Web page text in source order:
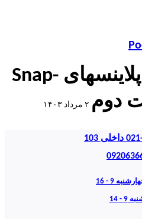
دنتکست ۳۳ – اپلاینسهای Snap-
۲ مرداد ۱۴۰۳
103
9 - 16
9 - 14